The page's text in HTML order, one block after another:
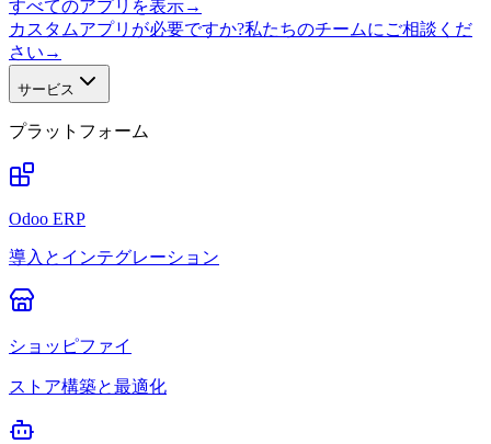
すべてのアプリを表示→
カスタムアプリが必要ですか?私たちのチームにご相談くだ
さい →
サービス
プラットフォーム
Odoo ERP
導入とインテグレーション
ショッピファイ
ストア構築と最適化